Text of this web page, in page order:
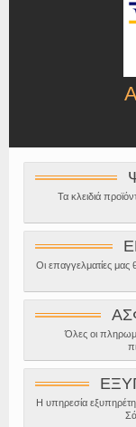
Τα κλειδιά
Οι επαγγελματίες μας
Όλες οι
Η υπηρεσία